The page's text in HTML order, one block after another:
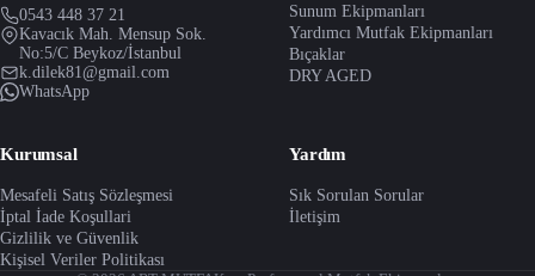
0543 448 37 21
Kavacık Mah. Mensup Sok.
No:5/C Beykoz/İstanbul
k.dilek81@gmail.com
WhatsApp
Sunum Ekipmanları
Yardımcı Mutfak Ekipmanları
Bıçaklar
DRY AGED
Kurumsal
Mesafeli Satış Sözleşmesi
İptal İade Koşullari
Gizlilik ve Güvenlik
Kişisel Veriler Politikası
Yardım
Sık Sorulan Sorular
İletişim